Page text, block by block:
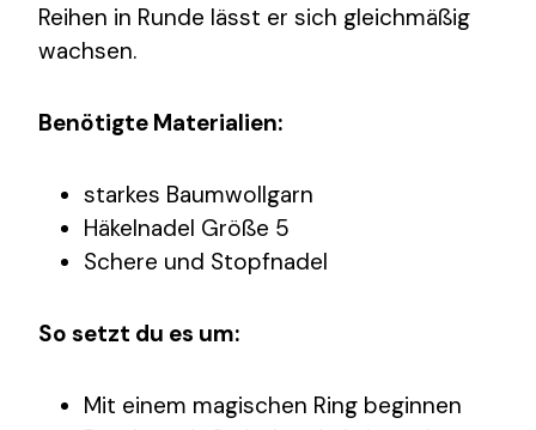
Reihen in Runde lässt er sich gleichmäßig
wachsen.
Benötigte Materialien:
starkes Baumwollgarn
Häkelnadel Größe 5
Schere und Stopfnadel
So setzt du es um:
Mit einem magischen Ring beginnen